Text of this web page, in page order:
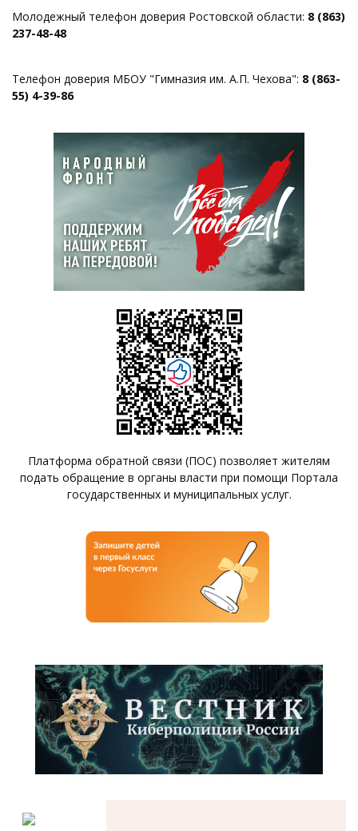
Молодежный телефон доверия Ростовской области: 8 (863)
237-48-48
Телефон доверия МБОУ "Гимназия им. А.П. Чехова": 8 (863-
55) 4-39-86
Платформа обратной связи (ПОС) позволяет жителям
подать обращение в органы власти при помощи Портала
государственных и муниципальных услуг.